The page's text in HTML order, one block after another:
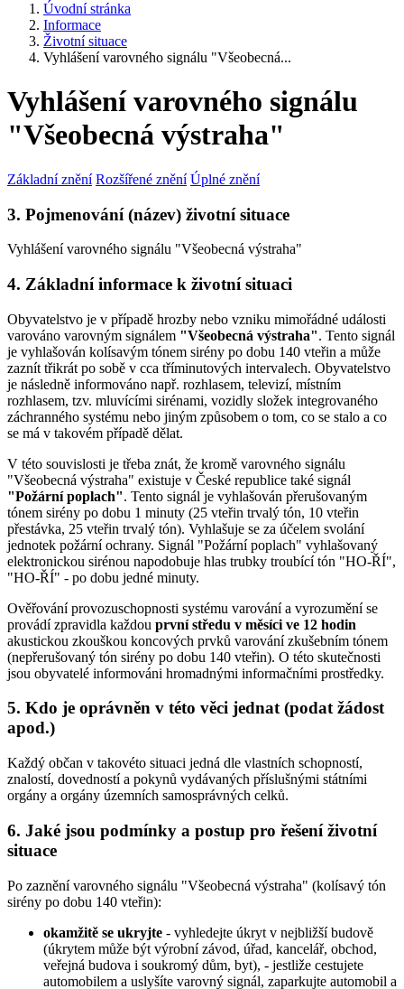
Úvodní stránka
Informace
Životní situace
Vyhlášení varovného signálu "Všeobecná...
Vyhlášení varovného signálu
"Všeobecná výstraha"
Základní znění Rozšířené znění Úplné znění
3. Pojmenování (název) životní situace
Vyhlášení varovného signálu "Všeobecná výstraha"
4. Základní informace k životní situaci
Obyvatelstvo je v případě hrozby nebo vzniku mimořádné události
varováno varovným signálem "Všeobecná výstraha". Tento signál
je vyhlašován kolísavým tónem sirény po dobu 140 vteřin a může
zaznít třikrát po sobě v cca tříminutových intervalech. Obyvatelstvo
je následně informováno např. rozhlasem, televizí, místním
rozhlasem, tzv. mluvícími sirénami, vozidly složek integrovaného
záchranného systému nebo jiným způsobem o tom, co se stalo a co
se má v takovém případě dělat.
V této souvislosti je třeba znát, že kromě varovného signálu
"Všeobecná výstraha" existuje v České republice také signál
"Požární poplach". Tento signál je vyhlašován přerušovaným
tónem sirény po dobu 1 minuty (25 vteřin trvalý tón, 10 vteřin
přestávka, 25 vteřin trvalý tón). Vyhlašuje se za účelem svolání
jednotek požární ochrany. Signál "Požární poplach" vyhlašovaný
elektronickou sirénou napodobuje hlas trubky troubící tón "HO-ŘÍ",
"HO-ŘÍ" - po dobu jedné minuty.
Ověřování provozuschopnosti systému varování a vyrozumění se
provádí zpravidla každou první středu v měsíci ve 12 hodin
akustickou zkouškou koncových prvků varování zkušebním tónem
(nepřerušovaný tón sirény po dobu 140 vteřin). O této skutečnosti
jsou obyvatelé informováni hromadnými informačními prostředky.
5. Kdo je oprávněn v této věci jednat (podat žádost
apod.)
Každý občan v takovéto situaci jedná dle vlastních schopností,
znalostí, dovedností a pokynů vydávaných příslušnými státními
orgány a orgány územních samosprávných celků.
6. Jaké jsou podmínky a postup pro řešení životní
situace
Po zaznění varovného signálu "Všeobecná výstraha" (kolísavý tón
sirény po dobu 140 vteřin):
okamžitě se ukryjte - vyhledejte úkryt v nejbližší budově
(úkrytem může být výrobní závod, úřad, kancelář, obchod,
veřejná budova i soukromý dům, byt), - jestliže cestujete
automobilem a uslyšíte varovný signál, zaparkujte automobil a